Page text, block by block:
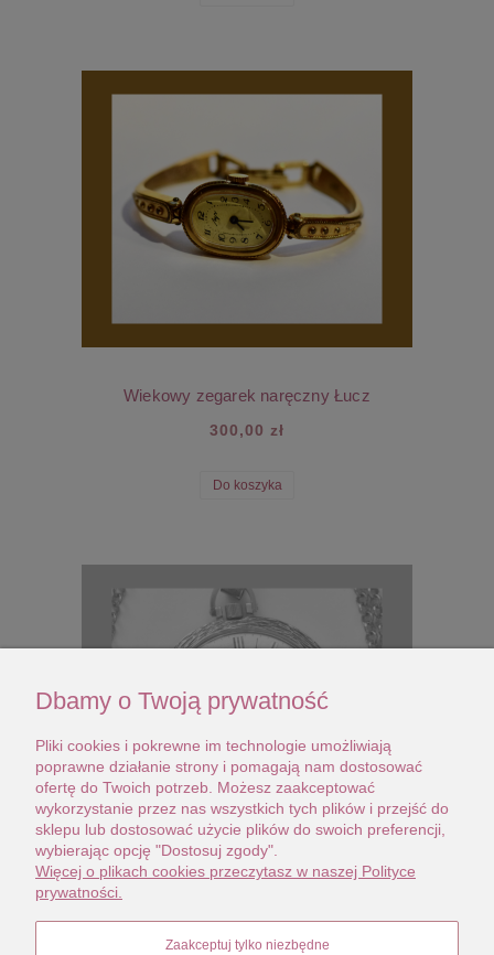
Wiekowy zegarek naręczny Łucz
300,00 zł
Do koszyka
590,00 zł
Dbamy o Twoją prywatność
Pliki cookies i pokrewne im technologie umożliwiają
poprawne działanie strony i pomagają nam dostosować
ofertę do Twoich potrzeb. Możesz zaakceptować
wykorzystanie przez nas wszystkich tych plików i przejść do
sklepu lub dostosować użycie plików do swoich preferencji,
wybierając opcję "Dostosuj zgody".
Więcej o plikach cookies przeczytasz w naszej Polityce
prywatności.
Zaakceptuj tylko niezbędne